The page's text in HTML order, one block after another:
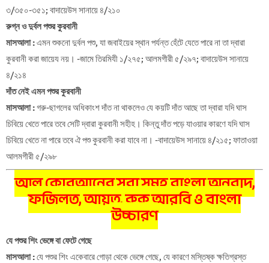
৩/৩৫০-৩৫১; বাদায়েউস সানায়ে ৪/২১০
রুগ্ন ও দুর্বল পশুর কুরবানী
মাসআলা :এমন শুকনো দুর্বল পশু, যা জবাইয়ের স্থান পর্যন্ত হেঁটে যেতে পারে না তা দ্বারা
কুরবানী করা জায়েয নয়। -জামে তিরমিযী ১/২৭৫; আলমগীরী ৫/২৯৭; বাদায়েউস সানায়ে
৪/২১৪
দাঁত নেই এমন পশুর কুরবানী
মাসআলা :গরু-ছাগলের অধিকাংশ দাঁত না থাকলেও যে কয়টি দাঁত আছে তা দ্বারা যদি ঘাস
চিবিয়ে খেতে পারে তবে সেটি দ্বারা কুরবানী সহীহ। কিন্তু দাঁত পড়ে যাওয়ার কারণে যদি ঘাস
চিবিয়ে খেতে না পারে তবে ঐ পশু কুরবানী করা যাবে না। -বাদায়েউস সানায়ে ৪/২১৫; ফাতাওয়া
আলমগীরী ৫/২৯৮
আল কোরআনের সূরা সমূহ বাংলা অনুবাদ,
ফজিলত, আয়ত, রুকু আরবি ও বাংলা
উচ্চারণ
যে পশুর শিং ভেঙ্গে বা ফেটে গেছে
মাসআলা :যে পশুর শিং একেবারে গোড়া থেকে ভেঙ্গে গেছে, যে কারণে মস্তিষ্ক ক্ষতিগ্রস্ত